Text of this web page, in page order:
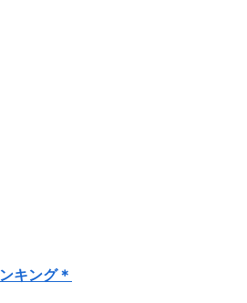
キング＊